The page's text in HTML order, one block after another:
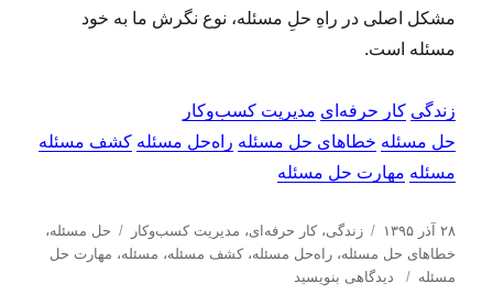
مشکل اصلی در راهِ حلِ مسئله، نوع نگرش ما به خود
مسئله است.
زندگی کار حرفه‌ای مدیریت کسب‌و‌کار
حل مسئله خطاهای حل مسئله راه‌حل مسئله کشف مسئله
مسئله مهارت حل مسئله
ا
ر
س
۲۸ آذر ۱۳۹۵
د
س
ت
زندگی،کار حرفه‌ای، مدیریت كسب‌و‌كار
ب
ر
حل مسئله،
خطاهای حل مسئله،راه‌حل مسئله،كشف مسئله، مسئله، مهارت حل
مسئله
دیدگاهی بنویسید